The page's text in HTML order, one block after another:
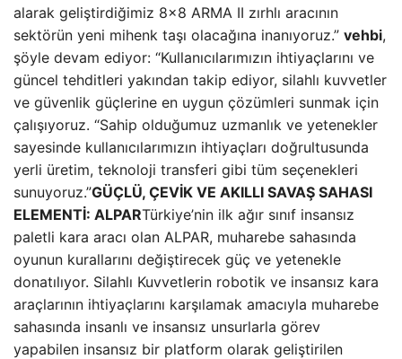
alarak geliştirdiğimiz 8×8 ARMA II zırhlı aracının
sektörün yeni mihenk taşı olacağına inanıyoruz.” vehbi,
şöyle devam ediyor: “Kullanıcılarımızın ihtiyaçlarını ve
güncel tehditleri yakından takip ediyor, silahlı kuvvetler
ve güvenlik güçlerine en uygun çözümleri sunmak için
çalışıyoruz. “Sahip olduğumuz uzmanlık ve yetenekler
sayesinde kullanıcılarımızın ihtiyaçları doğrultusunda
yerli üretim, teknoloji transferi gibi tüm seçenekleri
sunuyoruz.”GÜÇLÜ, ÇEVİK VE AKILLI SAVAŞ SAHASI
ELEMENTİ: ALPARTürkiye’nin ilk ağır sınıf insansız
paletli kara aracı olan ALPAR, muharebe sahasında
oyunun kurallarını değiştirecek güç ve yetenekle
donatılıyor. Silahlı Kuvvetlerin robotik ve insansız kara
araçlarının ihtiyaçlarını karşılamak amacıyla muharebe
sahasında insanlı ve insansız unsurlarla görev
yapabilen insansız bir platform olarak geliştirilen